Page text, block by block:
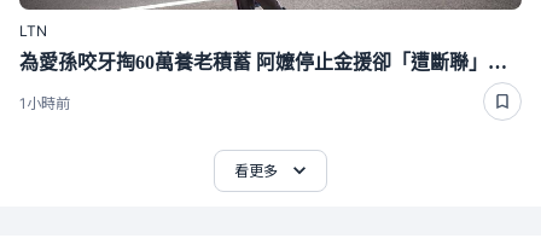
LTN
為愛孫咬牙掏60萬養老積蓄 阿嬤停止金援卻「遭斷聯」下場好心酸
1小時前
看更多